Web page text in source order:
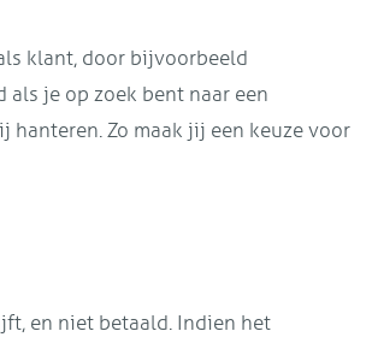
klant, door bijvoorbeeld
je op zoek bent naar een
Zo maak jij een keuze voor
en niet betaald. Indien het